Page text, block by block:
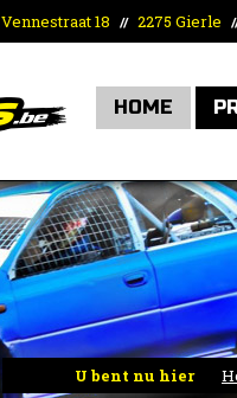
Vennestraat 18 // 2275 Gierle
HOME
U bent nu hier